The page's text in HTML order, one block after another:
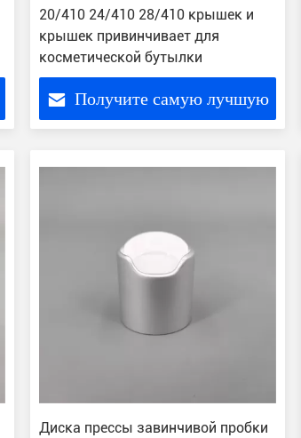
20/410 24/410 28/410 крышек и
крышек привинчивает для
косметической бутылки
Получите самую лучшую
Диска прессы завинчивой пробки